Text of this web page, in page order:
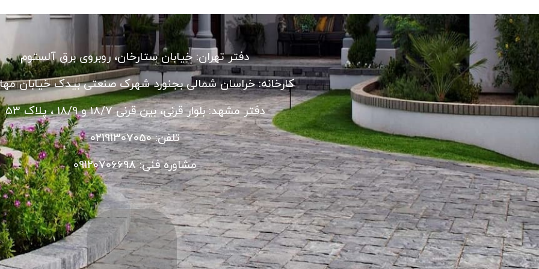
دفتر تهران: خیابان ستارخان، روبروی برق آلستوم
کارخانه: خراسان شمالی بجنورد شهرک صنعتی بیدک خیابان
دفتر مشهد: بلوار قرنی، بین قرنی 18/7 و 18/9 ، پلاک 53
تلفن: 02191307050
مشاوره فنی: 09120706698